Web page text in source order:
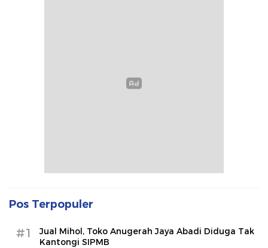
Pos Terpopuler
#1
Jual Mihol, Toko Anugerah Jaya Abadi Diduga Tak
Kantongi SIPMB